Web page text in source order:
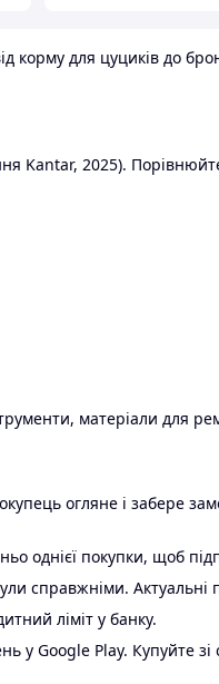
для цуциків до
2025).
матеріали для
огляне і забере
однієї покупки, щоб
справжніми. Актуальні
ліміт у банку.
у Google Play. Купуйте